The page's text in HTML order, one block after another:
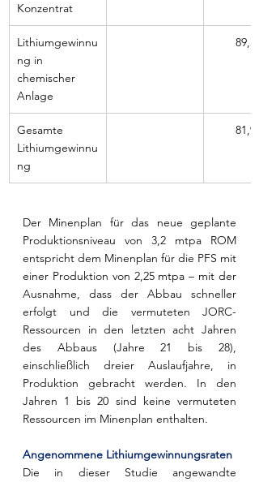
Konzentrat
Lithiumgewinnu
ng in
chemischer
Anlage
89,5
Gesamte
Lithiumgewinnu
ng
81,9
Der Minenplan für das neue geplante
Produktionsniveau von 3,2 mtpa ROM
entspricht dem Minenplan für die PFS mit
einer Produktion von 2,25 mtpa – mit der
Ausnahme, dass der Abbau schneller
erfolgt und die vermuteten JORC-
Ressourcen in den letzten acht Jahren
des Abbaus (Jahre 21 bis 28),
einschließlich dreier Auslaufjahre, in
Produktion gebracht werden. In den
Jahren 1 bis 20 sind keine vermuteten
Ressourcen im Minenplan enthalten.
Angenommene Lithiumgewinnungsraten
Die in dieser Studie angewandte